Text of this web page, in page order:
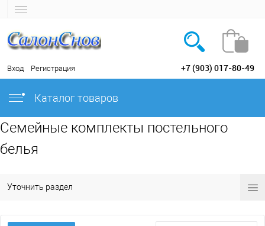
Вход Регистрация +7 (903) 017-80-49
Каталог товаров
Семейные комплекты постельного
белья
Уточнить раздел